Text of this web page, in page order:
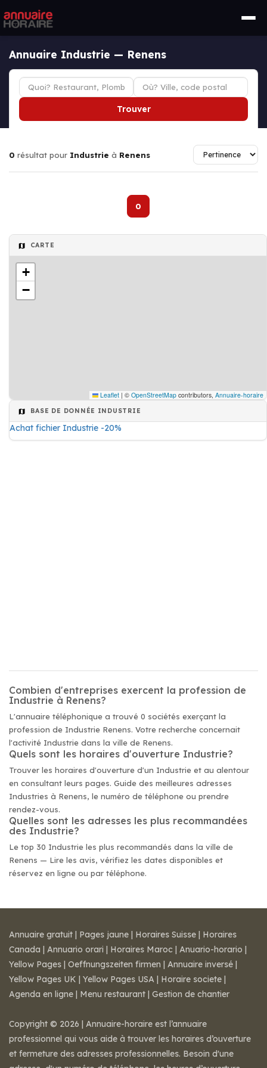
Annuaire Industrie — Renens
Trouver
0 résultat pour Industrie à Renens
0
CARTE
+
−
Leaflet | © OpenStreetMap contributors, Annuaire-horaire
BASE DE DONNÉE INDUSTRIE
Achat fichier Industrie -20%
Combien d'entreprises exercent la profession de
Industrie à Renens?
L'annuaire téléphonique a trouvé 0 sociétés exerçant la
profession de Industrie Renens. Votre recherche concernait
l'activité Industrie dans la ville de Renens.
Quels sont les horaires d'ouverture Industrie?
Trouver les horaires d'ouverture d'un Industrie et au alentour
en consultant leurs pages. Guide des meilleures adresses
Industries à Renens, le numéro de téléphone ou prendre
rendez-vous.
Quelles sont les adresses les plus recommandées
des Industrie?
Le top 30 Industrie les plus recommandés dans la ville de
Renens — Lire les avis, vérifiez les dates disponibles et
réservez en ligne ou par téléphone.
Annuaire gratuit | Pages jaune | Horaires Suisse | Horaires
Canada | Annuario orari | Horaires Maroc | Anuario-horario |
Yellow Pages | Oeffnungszeiten firmen | Annuaire inversé |
Yellow Pages UK | Yellow Pages USA | Horaire societe |
Agenda en ligne | Menu restaurant | Gestion de chantier
Copyright © 2026 | Annuaire-horaire est l’annuaire
professionnel qui vous aide à trouver les horaires d’ouverture
et fermeture des adresses professionnelles. Besoin d'une